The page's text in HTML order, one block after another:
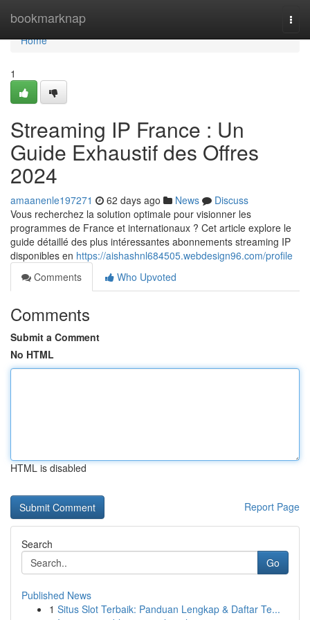
bookmarknap
Home
Home
1
Streaming IP France : Un
Guide Exhaustif des Offres
2024
amaanenle197271 62 days ago News
Discuss
Vous recherchez la solution optimale pour visionner les
programmes de France et internationaux ? Cet article explore le
guide détaillé des plus intéressantes abonnements streaming IP
disponibles en https://aishashnl684505.webdesign96.com/profile
Comments
Who Upvoted
Comments
Submit a Comment
No HTML
HTML is disabled
Report Page
Search
Go
Published News
1 Situs Slot Terbaik: Panduan Lengkap & Daftar Te...